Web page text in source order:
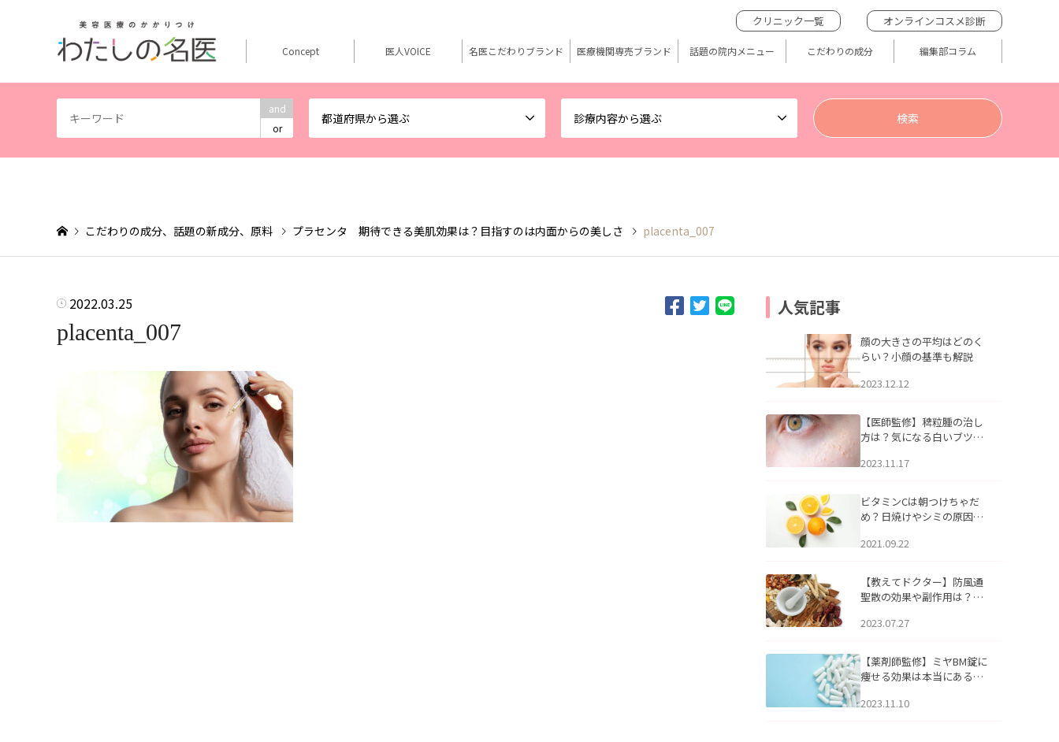
and
or
都道府県から選ぶ 診療内容から選ぶ
クリニック一覧 オンラインコスメ診断
Concept 医人VOICE 名医こだわりブランド 医療機関専売ブランド 話題の院内メニュー こだわりの成分 編集部コラム
こだわりの成分、話題の新成分、原料 プラセンタ 期待できる美肌効果は？目指すのは内面からの美しさ placenta_007
2022.03.25
placenta_007
人気記事
顔の大きさの平均はどのく
らい？小顔の基準も解説
2023.12.12
【医師監修】稗粒腫の治し
方は？気になる白いブツブ
アについて
2023.11.17
ビタミンCは朝つけちゃだ
め？日焼けやシミの原因に
2021.09.22
【教えてドクター】防風通
聖散の効果や副作用は？長
2023.07.27
【薬剤師監修】ミヤBM錠に
痩せる効果は本当にある
2023.11.10